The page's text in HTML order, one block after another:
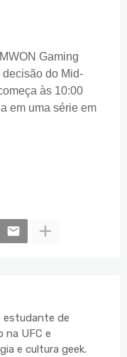
Gaming
do Mid-
às 10:00
em uma série em
estudante de
na UFC e
e cultura geek.